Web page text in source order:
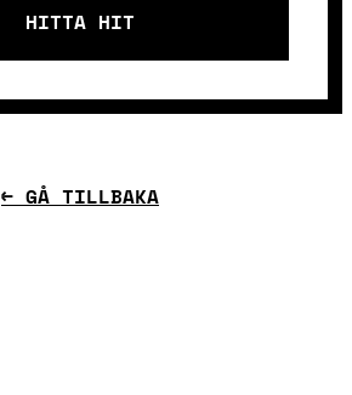
HITTA HIT
← GÅ TILLBAKA